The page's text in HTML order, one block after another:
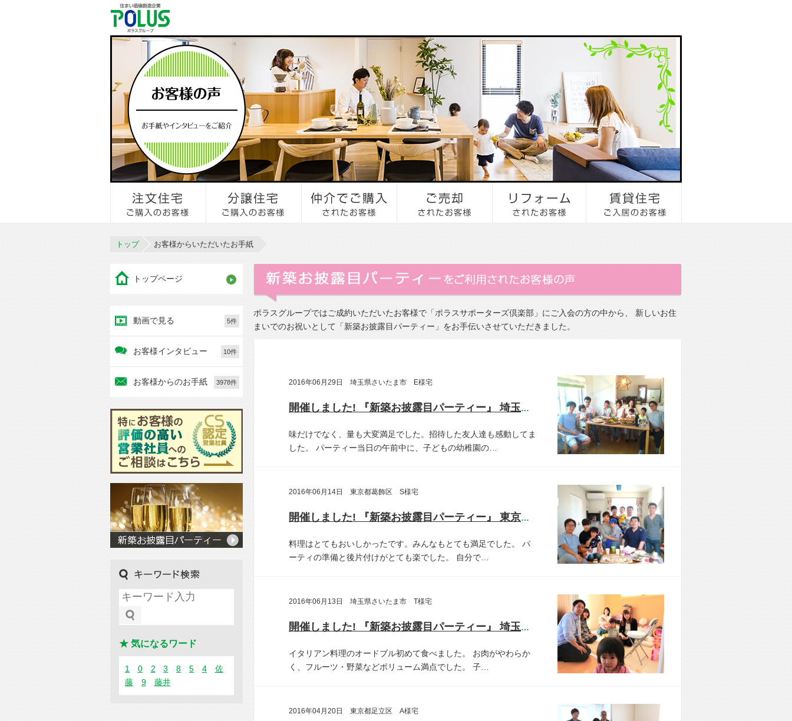
トップ お客様からいただいたお手紙
ポラスグループではご成約いただいたお客様で「ポラスサポーターズ倶楽部」にご入会の方の中から、 新しいお住
まいでのお祝いとして「新築お披露目パーティー」をお手伝いさせていただきました。
2016年06月29日 埼玉県さいたま市 E様宅
開催しました! 『新築お披露目パーティー』 埼玉県さいたま市 E様宅
味だけでなく、量も大変満足でした。招待した友人達も感動してま
した。
パーティー当日の午前中に、子どもの幼稚園の…
2016年06月14日 東京都葛飾区 S様宅
開催しました! 『新築お披露目パーティー』 東京都葛飾区 S様宅
料理はとてもおいしかったです。みんなもとても満足でした。
パ
ーティの準備と後片付けがとても楽でした。
自分で…
2016年06月13日 埼玉県さいたま市 T様宅
開催しました! 『新築お披露目パーティー』 埼玉県さいたま市 T様宅
イタリアン料理のオードブル初めて食べました。
お肉がやわらか
く、フルーツ・野菜などボリューム満点でした。
子…
2016年04月20日 東京都足立区 A様宅
トップページ
動画で見る 5件
お客様インタビュー 10件
お客様からのお手紙 3978件
★ 気になるワード
1 0 2 3 8 5 4
佐
藤
9 藤井